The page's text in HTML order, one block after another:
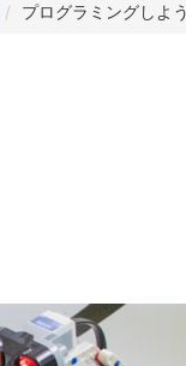
プログラミングしよ